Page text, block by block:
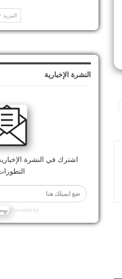
المزيد
النشرة الإخبارية
اشترك في النشرة
Powered by